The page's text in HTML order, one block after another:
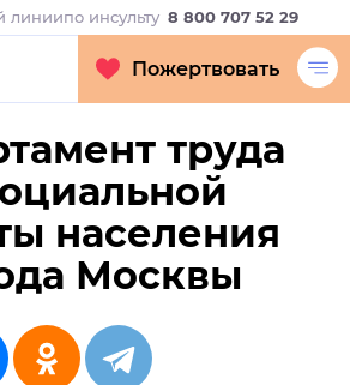
линиипо инсульту 8 800 707 52 29
Пожертвовать
труда
населения
Москвы